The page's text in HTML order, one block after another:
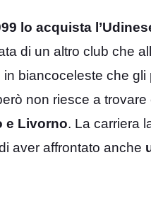
lo acquista
di un altro club che
in biancoceleste che
non riesce a
e Livorno. La carriera
aver affrontato anche